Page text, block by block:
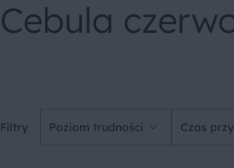
Cebula
Filtry Poziom trudności Czas